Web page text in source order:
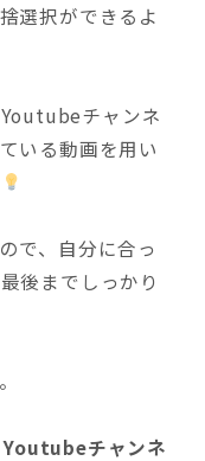
選択ができるよ
チャンネ
いる動画を用い
で、自分に合っ
後までしっかり
Youtubeチャンネ